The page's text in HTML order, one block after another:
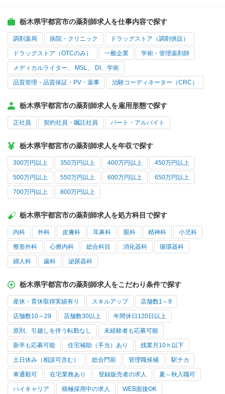
栃木県宇都宮市の薬剤師求人を仕事内容で探す
調剤薬局 病院・クリニック ドラッグストア（調剤併設）
ドラッグストア（OTCのみ） 一般企業 学術・管理薬剤師
メディカルライター、 MSL、 DI、学術
品質管理・品質保証・PV・薬事 治験コーディネーター（CRC）
栃木県宇都宮市の薬剤師求人を雇用形態で探す
正社員 契約社員・嘱託社員 パート・アルバイト
栃木県宇都宮市の薬剤師求人を年収で探す
300万円以上 350万円以上 400万円以上 450万円以上
500万円以上 550万円以上 600万円以上 650万円以上
700万円以上 800万円以上
栃木県宇都宮市の薬剤師求人を処方科目で探す
内科 外科 皮膚科 耳鼻科 眼科 精神科 小児科
整形外科 心療内科 総合科目 消化器科 循環器科
婦人科 歯科 泌尿器科
栃木県宇都宮市の薬剤師求人をこだわり条件で探す
産休・育休取得実績有り スキルアップ 店舗数1～9
店舗数10～29 店舗数30以上 年間休日120日以上
原則、引越しを伴う転勤なし 未経験者も応募可能
新卒も応募可能 住宅補助（手当）あり 残業月10ｈ以下
土日休み（相談可含む） 総合門前 管理職候補 駅チカ
車通勤可 在宅業務あり 登録販売者の求人 夏～秋入職可
ハイキャリア 積極採用中の求人 WEB面接OK